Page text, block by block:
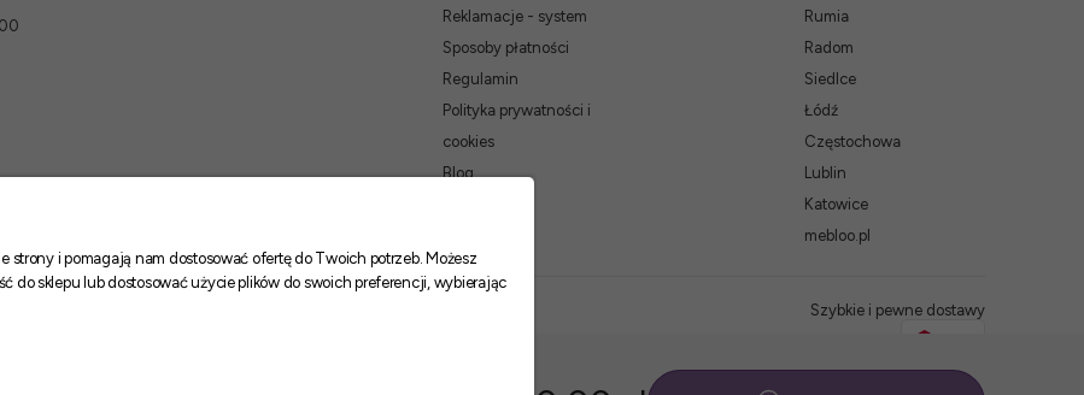
Reklamacje - system
Sposoby płatności
Regulamin
Polityka prywatności i
cookies
Blog
Rumia
Radom
Siedlce
Łódź
Częstochowa
Lublin
Katowice
mebloo.pl
Szybkie i pewne dostawy
strony i pomagają nam dostosować ofertę do Twoich potrzeb. Możesz
do sklepu lub dostosować użycie plików do swoich preferencji, wybierając